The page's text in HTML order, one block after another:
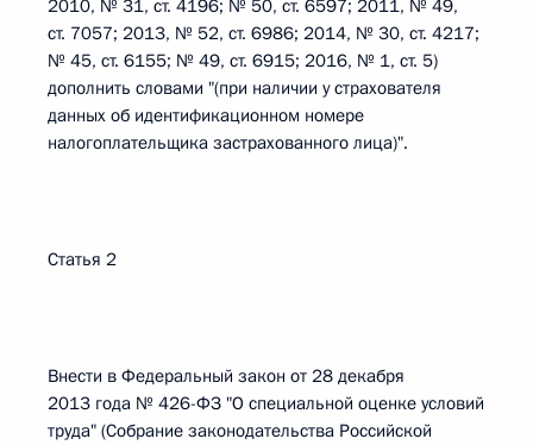
2010, № 31, ст. 4196; № 50, ст. 6597; 2011, № 49,
ст. 7057; 2013, № 52, ст. 6986; 2014, № 30, ст. 4217;
№ 45, ст. 6155; № 49, ст. 6915; 2016, № 1, ст. 5)
дополнить словами "(при наличии у страхователя
данных об идентификационном номере
налогоплательщика застрахованного лица)".
Статья 2
Внести в Федеральный закон от 28 декабря
2013 года № 426-ФЗ "О специальной оценке условий
труда" (Собрание законодательства Российской